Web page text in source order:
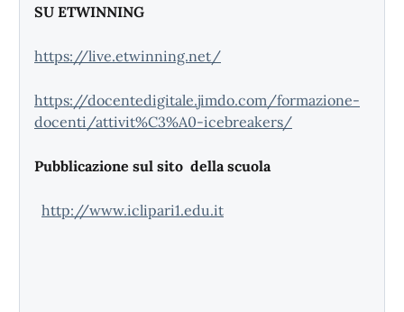
SU ETWINNING
https://live.etwinning.net/
https://docentedigitale.jimdo.com/formazione-
docenti/attivit%C3%A0-icebreakers/
Pubblicazione sul sito della scuola
http://www.iclipari1.edu.it